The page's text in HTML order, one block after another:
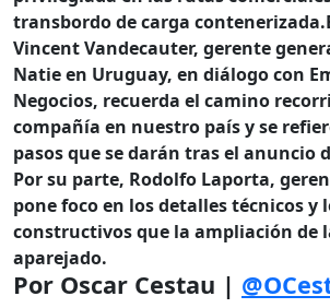
transbordo de carga contenerizada.
Vincent Vandecauter, gerente
Natie en Uruguay, en diálogo con
Negocios, recuerda el camino
compañía en nuestro país y se
pasos que se darán tras el anuncio
Por su parte, Rodolfo Laporta,
pone foco en los detalles técnicos y
constructivos que la ampliación de
aparejado.
Por Oscar Cestau |